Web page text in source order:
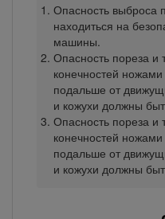
Опасность выброса
находиться на
машины.
Опасность пореза и
конечностей
подальше от
и кожухи должны
Опасность пореза и
конечностей
подальше от
и кожухи должны